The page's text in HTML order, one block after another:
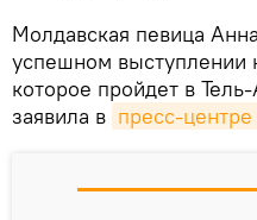
Молдавская певица
успешном выступлении
которое пройдет в
заявила в пресс-